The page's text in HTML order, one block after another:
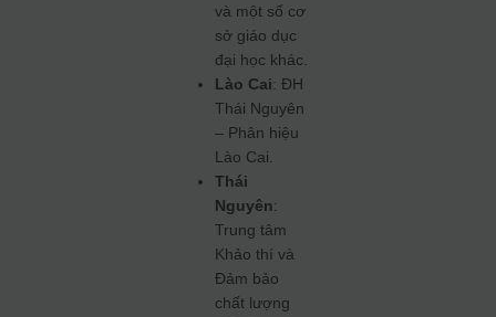
và một số cơ
sở giáo dục
đại học khác.
Lào Cai: ĐH
Thái Nguyên
– Phân hiệu
Lào Cai.
Thái
Nguyên:
Trung tâm
Khảo thí và
Đảm bảo
chất lượng